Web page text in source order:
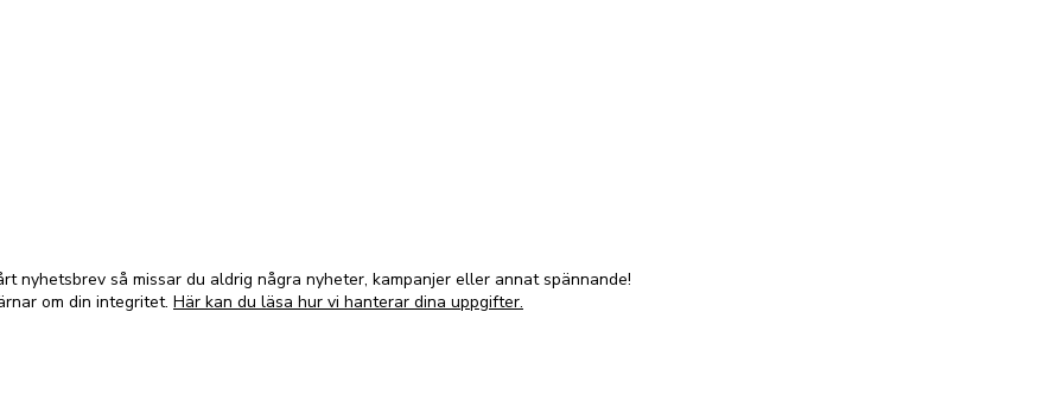
nyhetsbrev så missar du aldrig några nyheter, kampanjer eller annat spännande!
om din integritet. Här kan du läsa hur vi hanterar dina uppgifter.